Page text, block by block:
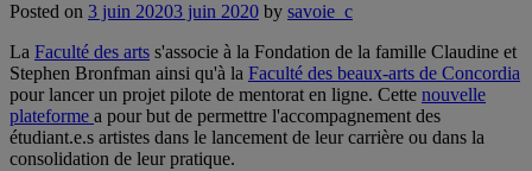
Posted on 3 juin 20203 juin 2020 by savoie_c
La Faculté des arts s'associe à la Fondation de la famille Claudine et
Stephen Bronfman ainsi qu'à la Faculté des beaux-arts de Concordia
pour lancer un projet pilote de mentorat en ligne. Cette nouvelle
plateforme a pour but de permettre l'accompagnement des
étudiant.e.s artistes dans le lancement de leur carrière ou dans la
consolidation de leur pratique.